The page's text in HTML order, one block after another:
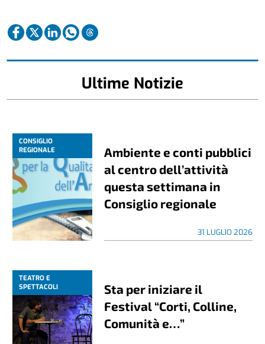
Ultime Notizie
CONSIGLIO
REGIONALE
Ambiente e conti pubblici
al centro dell’attività
questa settimana in
Consiglio regionale
31 LUGLIO 2026
TEATRO E
SPETTACOLI
Sta per iniziare il
Festival “Corti, Colline,
Comunità e…”